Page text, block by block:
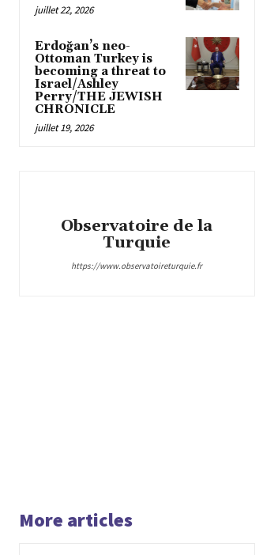
juillet 22, 2026
Erdoğan’s neo-
Ottoman Turkey is
becoming a threat to
Israel/Ashley
Perry/THE JEWISH
CHRONICLE
juillet 19, 2026
Observatoire de la
Turquie
https://www.observatoireturquie.fr
More articles